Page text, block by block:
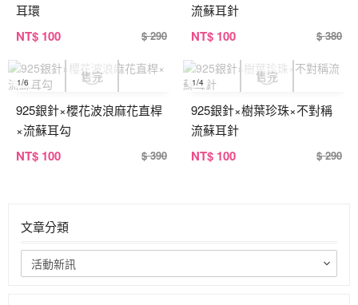
耳環
NT$ 100 $ 290
流蘇耳針
NT$ 100 $ 380
1/6
925銀針×櫻花波浪麻花直桿
×流蘇耳勾
NT$ 100 $ 390
1/4
925銀針×樹葉珍珠×不對稱
流蘇耳針
NT$ 100 $ 290
文章分類
活動新訊